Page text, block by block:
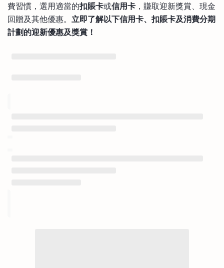
費習慣，選用適當的扣賬卡或信用卡 ，賺取迎新獎賞、現金
回贈及其他優惠。 立即了解以下信用卡、扣賬卡及消費分期
計劃的迎新優惠及獎賞！